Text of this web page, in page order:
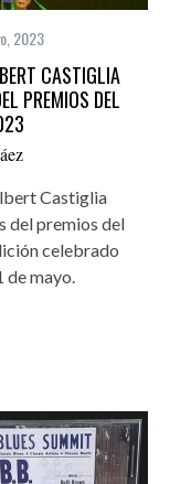
2023
CASTIGLIA
PREMIOS DEL
Castiglia
del premios del
celebrado
de mayo.